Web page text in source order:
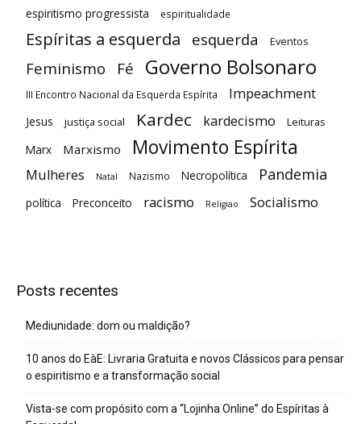
espiritismo progressista espiritualidade
Espíritas a esquerda esquerda Eventos
Feminismo Fé Governo Bolsonaro
III Encontro Nacional da Esquerda Espírita Impeachment
Jesus justiça social Kardec kardecismo Leituras
Marx Marxismo Movimento Espírita
Mulheres Natal Nazismo Necropolítica Pandemia
política Preconceito racismo Religiao Socialismo
Posts recentes
Mediunidade: dom ou maldição?
10 anos do EàE: Livraria Gratuita e novos Clássicos para pensar
o espiritismo e a transformação social
Vista-se com propósito com a “Lojinha Online” do Espíritas à